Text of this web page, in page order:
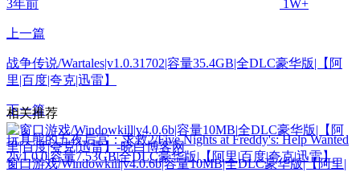
3年前 1W+
上一篇
战争传说/Wartales|v1.0.31702|容量35.4GB|全DLC豪华版|【阿
里|百度|夸克|迅雷】
下一篇
玩具熊的五夜后宫：求救2/Five Nights at Freddy's: Help Wanted
2|v1.0.0|容量7.53GB|全DLC豪华版|【阿里|百度|夸克|迅雷】
相关推荐
窗口游戏/Windowkill|v4.0.6b|容量10MB|全DLC豪华版|【阿里|